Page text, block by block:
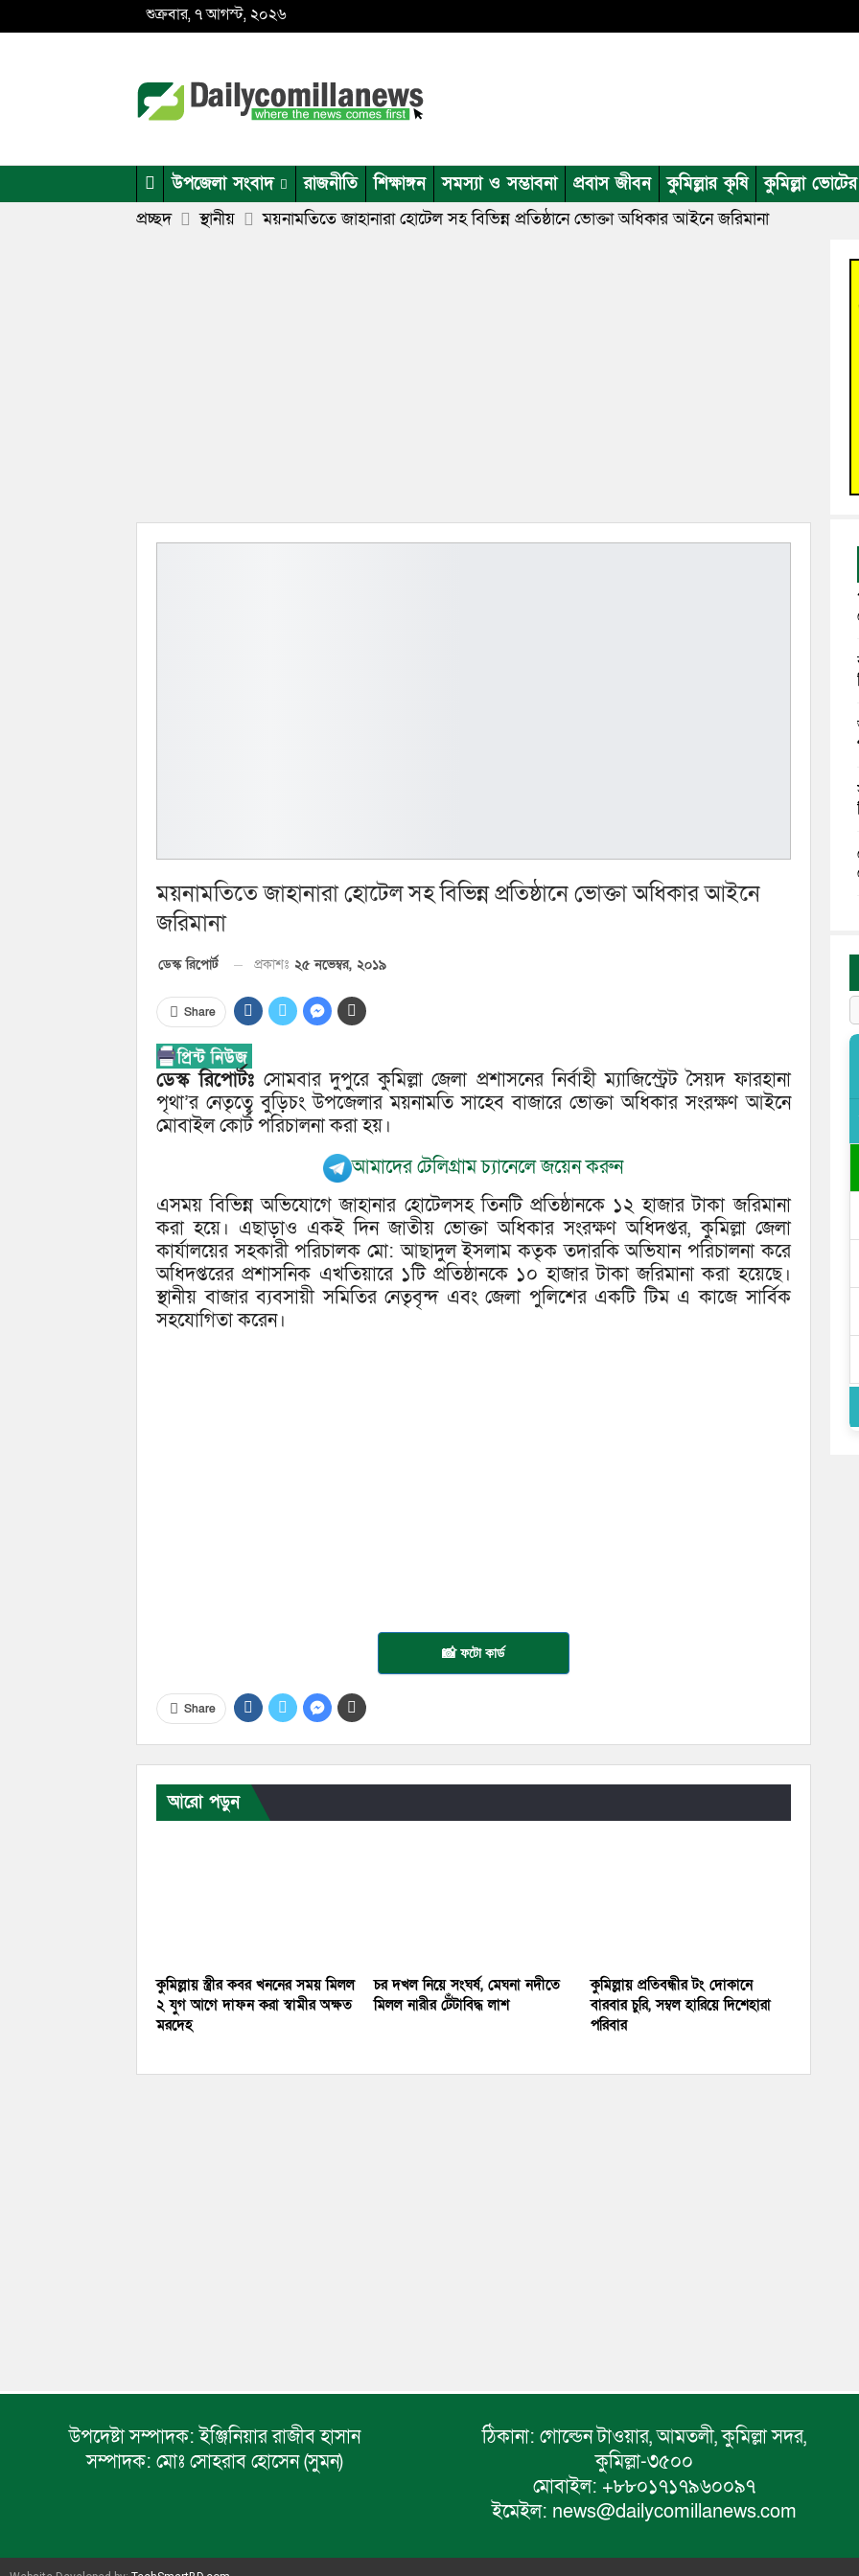
শুক্রবার, ৭ আগস্ট, ২০২৬
উপজেলা সংবাদ রাজনীতি শিক্ষাঙ্গন সমস্যা ও সম্ভাবনা প্রবাস জীবন কুমিল্লার কৃষি কুমিল্লা
প্রচ্ছদ
স্থানীয় ময়নামতিতে জাহানারা হোটেল সহ বিভিন্ন প্রতিষ্ঠানে ভোক্তা অধিকার আইনে জরিমানা
ময়নামতিতে জাহানারা হোটেল সহ বিভিন্ন প্রতিষ্ঠানে ভোক্তা অধিকার আইনে
জরিমানা
ডেস্ক রিপোর্ট প্রকাশঃ ২৫ নভেম্বর, ২০১৯
Share
ডেস্ক রিপোর্টঃ সোমবার দুপুরে কুমিল্লা জেলা প্রশাস‌নের নির্বাহী ম্যা‌জি‌স্ট্রেট সৈয়দ ফারহানা
পৃথা’র নেতৃত্বে বু‌ড়িচং উপ‌জেলার ময়নাম‌তি সাহেব বাজা‌রে ভোক্তা অ‌ধিকার সংরক্ষণ আইনে
মোবাইল কোর্ট পরিচালনা ক‌রা হয়।
আমাদের টেলিগ্রাম চ্যানেলে জয়েন করুন
এসময় বিভিন্ন অভিযোগে জাহানার হোটেলসহ তিনটি প্র‌তিষ্ঠান‌কে ১২ হাজার টাকা জ‌রিমানা
করা হ‌য়ে। এছাড়াও একই দিন জাতীয় ভোক্তা অ‌ধিকার সংরক্ষণ অ‌ধিদপ্তর, কু‌মিল্ল‌া জেলা
কার্যাল‌য়ের সহকারী প‌রিচালক মো: আছাদুল ইসলাম কতৃক তদার‌কি অ‌ভিযান প‌রিচালনা ক‌রে
অ‌ধিদপ্ত‌রের প্রশাস‌নিক এখ‌তিয়া‌রে ১টি প্র‌তিষ্ঠান‌কে ১০ হাজার টাকা জ‌রিমানা করা হ‌য়ে‌ছে।
স্থানীয় বাজার ব্যবসায়ী স‌মি‌তির নেতৃবৃন্দ এবং জেলা পু‌লি‌শের এক‌টি টিম এ কা‌জে সা‌র্বিক
সহ‌যো‌গিতা ক‌রেন।
📸 ফটো কার্ড
Share
আরো পড়ুন
কুমিল্লায় স্ত্রীর কবর খননের সময় মিলল
২ যুগ আগে দাফন করা স্বামীর অক্ষত
মরদেহ
চর দখল নিয়ে সংঘর্ষ, মেঘনা নদীতে
মিলল নারীর টেঁটাবিদ্ধ লাশ
কুমিল্লায় প্রতিবন্ধীর টং দোকানে
বারবার চুরি, সম্বল হারিয়ে দিশেহারা
পরিবার
উপদেষ্টা সম্পাদক:ইঞ্জিনিয়ার রাজীব হাসান
সম্পাদক: মোঃ সোহরাব হোসেন (সুমন)
ঠিকানা: গোল্ডেন টাওয়ার, আমতলী, কুমিল্লা সদর,
কুমিল্লা-৩৫০০
মোবাইল: +৮৮০১৭১৭৯৬০০৯৭
ইমেইল: news@dailycomillanews.com